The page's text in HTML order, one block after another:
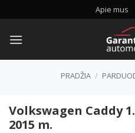
to
content
Apie mus
PRADŽIA /
Volkswagen Caddy
2015 m.